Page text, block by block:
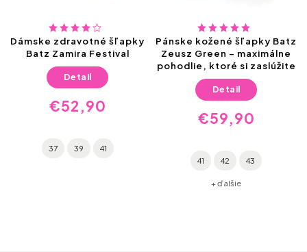
Dámske zdravotné šľapky
Batz Zamira Festival
€52,90
Detail
37 39 41
Pánske kožené šľapky Batz
Zeusz Green – maximálne
pohodlie, ktoré si zaslúžite
€59,90
Detail
41 42 43
+ ďalšie